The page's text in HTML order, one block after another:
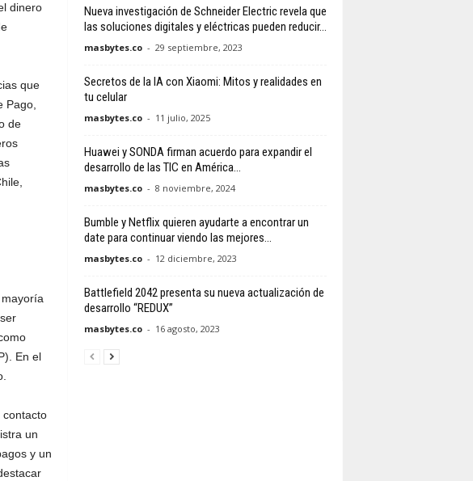
dinero
que
Pago,
de
En el
un
y un
Nueva investigación de Schneider Electric revela que
las soluciones digitales y eléctricas pueden reducir...
masbytes.co - 29 septiembre, 2023
Secretos de la IA con Xiaomi: Mitos y realidades en
tu celular
masbytes.co - 11 julio, 2025
Huawei y SONDA firman acuerdo para expandir el
desarrollo de las TIC en América...
masbytes.co - 8 noviembre, 2024
Bumble y Netflix quieren ayudarte a encontrar un
date para continuar viendo las mejores...
masbytes.co - 12 diciembre, 2023
Battlefield 2042 presenta su nueva actualización de
desarrollo “REDUX”
masbytes.co - 16 agosto, 2023